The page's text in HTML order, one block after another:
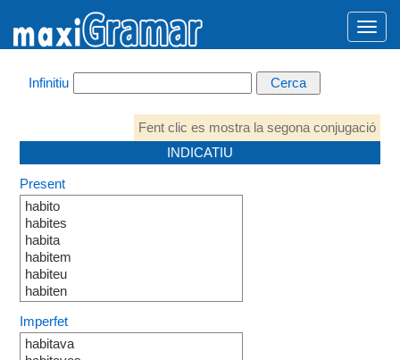
Infinitiu
Fent clic es mostra la segona conjugació
INDICATIU
Present
habito
habites
habita
habitem
habiteu
habiten
Imperfet
habitava